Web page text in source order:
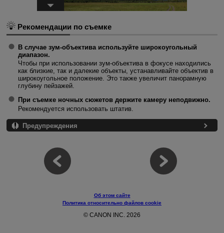
Рекомендации по съемке
В случае зум-объектива используйте широкоугольный
диапазон.
Чтобы при использовании зум-объектива в фокусе находились
как близкие, так и далекие объекты, устанавливайте объектив в
широкоугольное положение. Это также увеличит панорамную
глубину пейзажей.
При съемке ночных сюжетов держите камеру неподвижно.
Рекомендуется использовать штатив.
Предупреждения
Об этом сайте
Политика относительно файлов cookie
© CANON INC. 2026